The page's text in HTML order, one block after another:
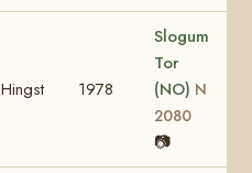
Hingst 1978
Slogum
Tor
(NO) N
2080
📷